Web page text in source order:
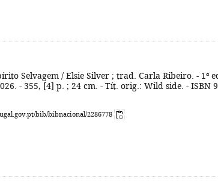
Selvagem / Elsie Silver ; trad. Carla Ribeiro. - 1ª
- 355, [4] p. ; 24 cm. - Tít. orig.: Wild side. - ISBN
bib/bibnacional/2286778